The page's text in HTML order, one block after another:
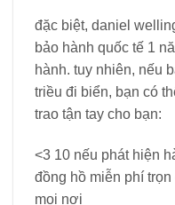
đặc biệt, daniel
bảo hành quốc tế 1
hành. tuy nhiên, nếu
triều đi biển, bạn có
trao tận tay cho bạn:
<3 10 nếu phát hiện
đồng hồ miễn phí
mọi nơi